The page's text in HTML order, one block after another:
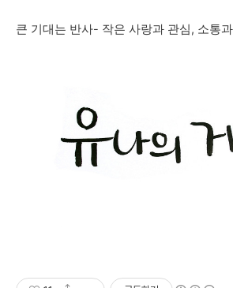
큰 기대는 반사- 작은 사랑과 관심, 소통